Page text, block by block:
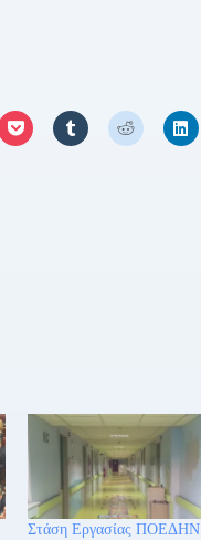
Στάση Εργασίας ΠΟΕΔΗΝ